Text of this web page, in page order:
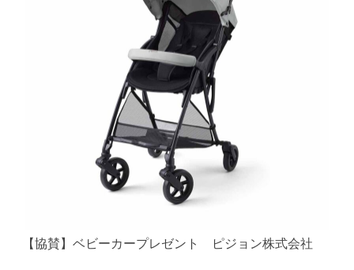
【協賛】ベビーカープレゼント ピジョン株式会社